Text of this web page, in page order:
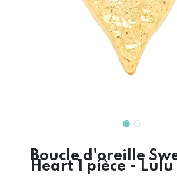
Boucle d'oreille
Heart 1 pièce - Lulu